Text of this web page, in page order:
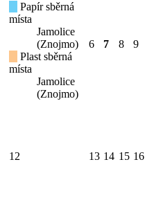
Papír sběrná
místa
Jamolice
(Znojmo)
Plast sběrná
místa
Jamolice
(Znojmo)
6 7 8 9
12 13 14 15 16